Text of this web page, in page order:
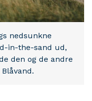
nedsunkne
in-the-sand ud,
den og de andre